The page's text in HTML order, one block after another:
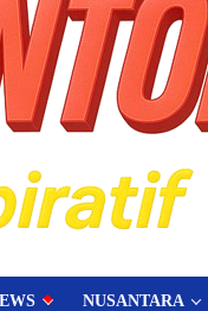
NUSANTARA